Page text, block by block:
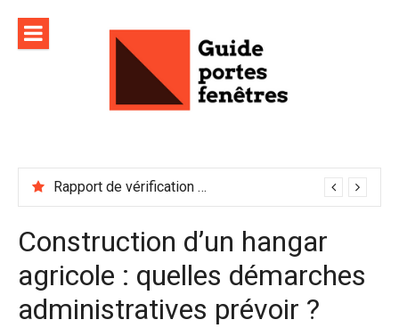
contenu
Rapport de vérification sécurité : à conserver précieusement
Construction d’un hangar
agricole : quelles démarches
administratives prévoir ?